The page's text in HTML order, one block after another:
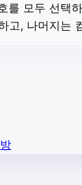
를 모두 선택
고, 나머지는